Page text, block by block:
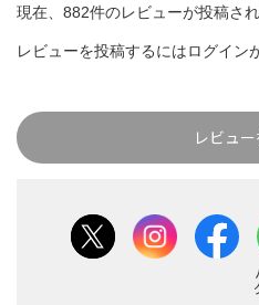
現在、882件のレビューが投稿され
レビューを投稿するにはログイン
レビュー